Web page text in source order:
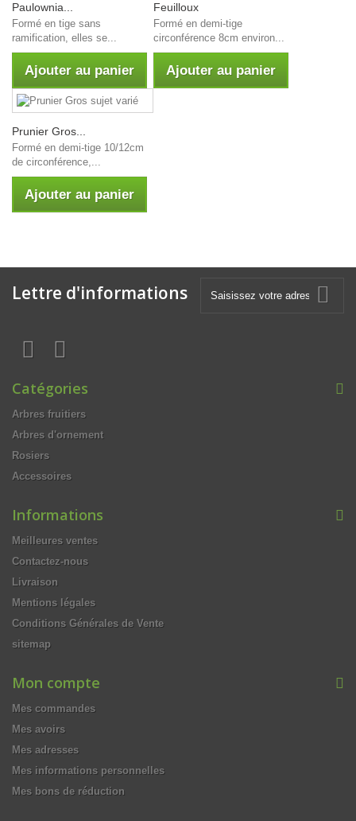
Paulownia...
Formé en tige sans
ramification, elles se...
Ajouter au panier
Feuilloux
Formé en demi-tige
circonférence 8cm environ...
Ajouter au panier
Prunier Gros...
Formé en demi-tige 10/12cm
de circonférence,...
Ajouter au panier
Lettre d'informations
Catégories
Arbres fruitiers
Arbres d'ornement
Rosiers
Accessoires
Informations
Meilleures ventes
Contactez-nous
Livraison
Mentions légales
Conditions Générales de Vente
sitemap
Mon compte
Mes commandes
Mes avoirs
Mes adresses
Mes informations personnelles
Mes bons de réduction